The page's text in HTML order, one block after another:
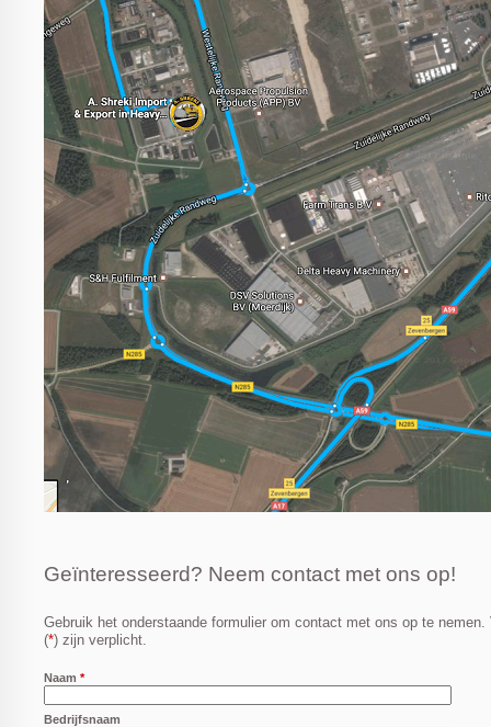
Geïnteresseerd? Neem contact met ons op!
Gebruik het onderstaande formulier om contact met ons op te
(*) zijn verplicht.
Naam *
Bedrijfsnaam